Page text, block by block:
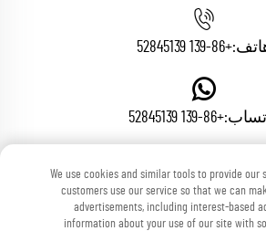
+86-139 52845139
+86-139 52845139
[email protected]
We use cookies and similar tools to provide our
customers use our service so that we can
advertisements, including interest-based
information about your use of our site with